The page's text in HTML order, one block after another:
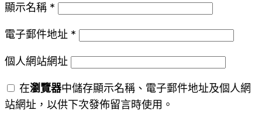
顯示名稱 *
電子郵件地址 *
個人網站網址
在瀏覽器中儲存顯示名稱、電子郵件地址及個人網
站網址，以供下次發佈留言時使用。